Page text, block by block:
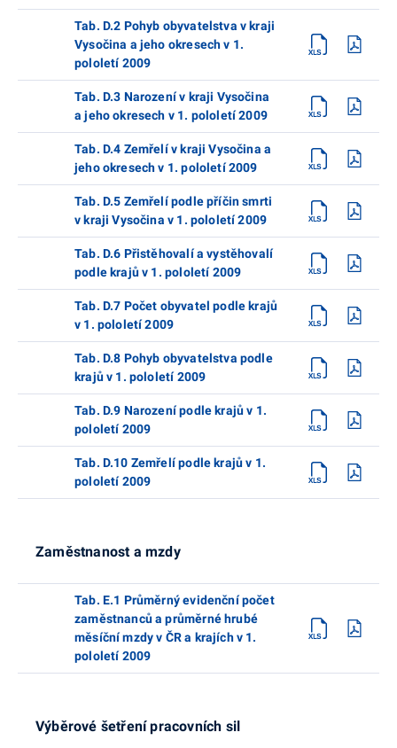
Tab. D.2 Pohyb obyvatelstva v kraji
Vysočina a jeho okresech v 1.
pololetí 2009
Tab. D.3 Narození v kraji Vysočina
a jeho okresech v 1. pololetí 2009
Tab. D.4 Zemřelí v kraji Vysočina a
jeho okresech v 1. pololetí 2009
Tab. D.5 Zemřelí podle příčin smrti
v kraji Vysočina v 1. pololetí 2009
Tab. D.6 Přistěhovalí a vystěhovalí
podle krajů v 1. pololetí 2009
Tab. D.7 Počet obyvatel podle krajů
v 1. pololetí 2009
Tab. D.8 Pohyb obyvatelstva podle
krajů v 1. pololetí 2009
Tab. D.9 Narození podle krajů v 1.
pololetí 2009
Tab. D.10 Zemřelí podle krajů v 1.
pololetí 2009
Zaměstnanost a mzdy
Tab. E.1 Průměrný evidenční počet
zaměstnanců a průměrné hrubé
měsíční mzdy v ČR a krajích v 1.
pololetí 2009
Výběrové šetření pracovních sil